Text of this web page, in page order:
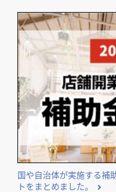
国や自治体が実施する補
トをまとめました。